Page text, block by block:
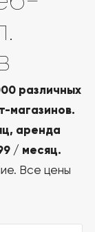
различных
магазинов.
аренда
/ месяц.
Все цены